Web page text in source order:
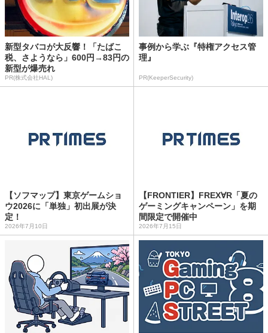
新型タバコが大反響！「たばこ
税、さようなら」600円→83円の
新型が爆売れ
PR(株式会社HAL)
事例から学ぶ『特権アクセス管
理』
PR(KeeperSecurity)
【ソフマップ】東京ゲームショ
ウ2026に「単独」初出展が決
定！
2026年7月10日
【FRONTIER】FREX∀R「夏の
ゲーミングキャンペーン」を期
間限定で開催中
2026年7月15日